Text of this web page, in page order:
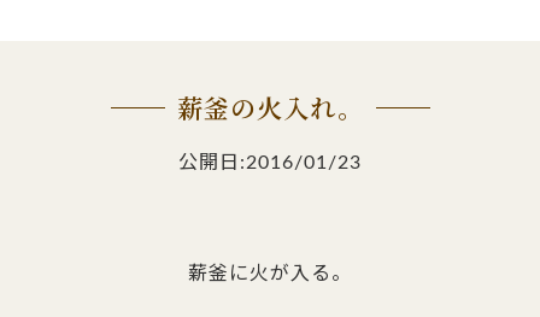
薪釜の火入れ。
公開日:2016/01/23
薪釜に火が入る。